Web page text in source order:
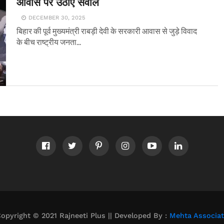
आवास पर उठाए सवाल
DECEMBER 30, 2025
बिहार की पूर्व मुख्यमंत्री राबड़ी देवी के सरकारी आवास से जुड़े विवाद
के बीच राष्ट्रीय जनता...
© 2021 Rajneeti Plus || Developed By : Mehta